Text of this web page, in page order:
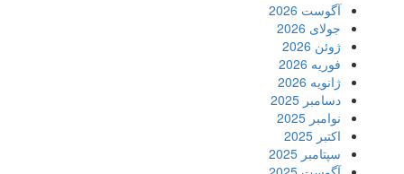
آگوست 2026
جولای 2026
ژوئن 2026
فوریه 2026
ژانویه 2026
دسامبر 2025
نوامبر 2025
اکتبر 2025
سپتامبر 2025